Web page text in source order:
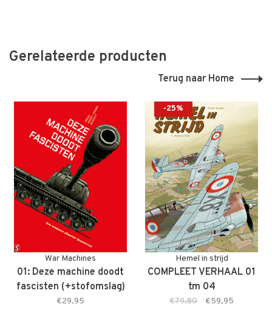
Gerelateerde producten
Terug naar Home
War Machines
01: Deze machine doodt
fascisten (+stofomslag)
€29,95
-25%
Hemel in strijd
COMPLEET VERHAAL 01
tm 04
€79,80 €59,95